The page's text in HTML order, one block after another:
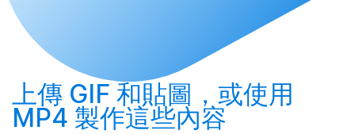
上傳 GIF 和貼圖，或使用
MP4 製作這些內容